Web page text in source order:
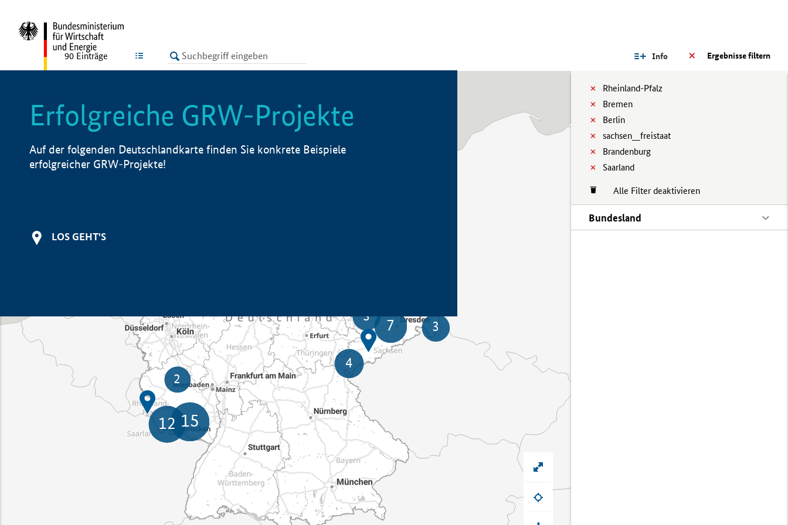
LISTE Ergebnisse filtern
Info
Rheinland-Pfalz
Bremen
Berlin
sachsen__freistaat
Brandenburg
Saarland
Alle Filter deaktivieren
Bundesland
90 Einträge
Erfolgreiche GRW-Projekte
Auf der folgenden Deutschlandkarte finden Sie konkrete Beispiele
erfolgreicher GRW-Projekte!
LOS GEHT'S